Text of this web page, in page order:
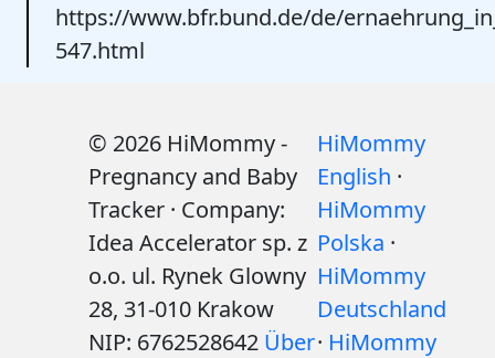
https://www.bfr.bund.de/de/
547.html
© 2026 HiMommy -
Pregnancy and Baby
Tracker · Company:
Idea Accelerator sp. z
o.o. ul. Rynek Glowny
28, 31-010 Krakow
NIP: 6762528642 Über
HiMommy
English ·
HiMommy
Polska ·
HiMommy
Deutschland
· HiMommy